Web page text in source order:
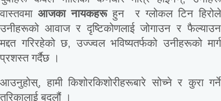
वास्तवमा आजका नायकहरूहुन र ग्लोकल टिन हिरोले
उनीहरूको आवाज र दृष्टिकोणलाई जोगाउन र फैल्याउन
मद्दत गरिरहेको छ, उज्ज्वल भविष्यतर्फको उनीहरूको मार्ग
प्रशस्त गर्दैछ ।
आउनुहोस्, हामी किशोरकिशोरीहरूबारे सोच्ने र कुरा गर्ने
तरिकालाई बदलौं ।